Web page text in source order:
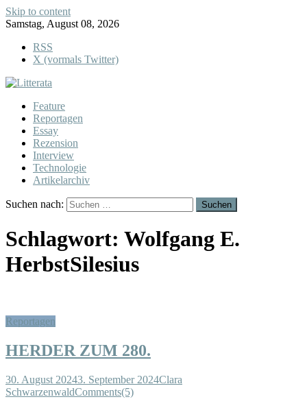
Skip to content
Samstag, August 08, 2026
RSS
X (vormals Twitter)
Feature
Reportagen
Essay
Rezension
Interview
Technologie
Artikelarchiv
Suchen nach:
Schlagwort: Wolfgang E.
HerbstSilesius
Reportagen
HERDER ZUM 280.
30. August 20243. September 2024Clara
SchwarzenwaldComments(5)